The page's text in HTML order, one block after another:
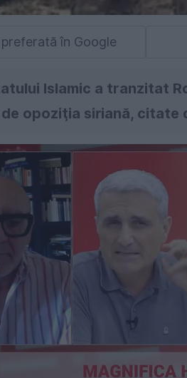
în Google
Islamic a tranzitat
opoziţia siriană, citate